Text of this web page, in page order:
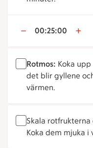
00:25:00
Rotmos: Koka
det blir gyllene
värmen.
Skala
Koka dem mjuka i